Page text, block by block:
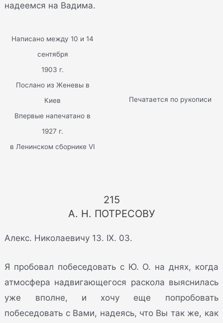
надеемся на Вадима.
Написано между 10 и 14
сентября
1903 г.
Послано из Женевы в
Киев
Впервые напечатано в
1927 г.
в Ленинском сборнике VI
Печатается по рукописи
215
А. Н. ПОТРЕСОВУ
Алекс. Николаевичу 13. IX. 03.
Я пробовал побеседовать с Ю. О. на днях, когда
атмосфера надвигающегося раскола выяснилась
уже вполне, и хочу еще попробовать
побеседовать с Вами, надеясь, что Вы так же, как